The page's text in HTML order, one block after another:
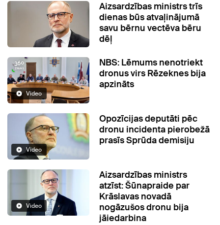
Aizsardzības ministrs trīs
dienas būs atvaļinājumā
savu bērnu vectēva bēru
dēļ
Video
NBS: Lēmums nenotriekt
dronus virs Rēzeknes bija
apzināts
Video
Opozīcijas deputāti pēc
dronu incidenta pierobežā
prasīs Sprūda demisiju
Video
Aizsardzības ministrs
atzīst: Šūnapraide par
Krāslavas novadā
nogāzušos dronu bija
jāiedarbina